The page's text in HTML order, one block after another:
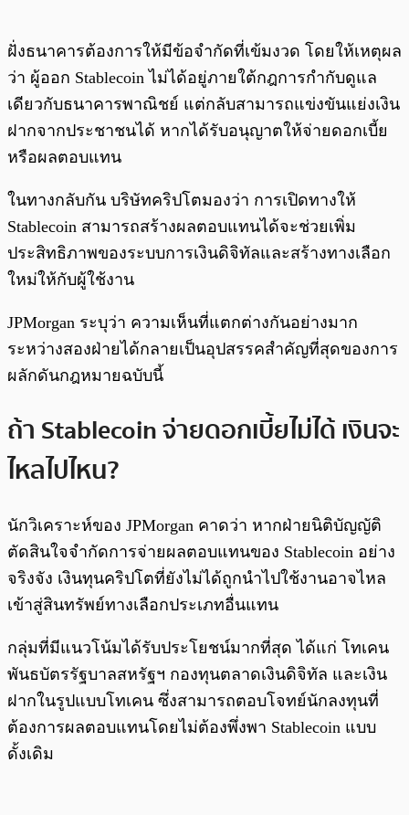
ฝั่งธนาคารต้องการให้มีข้อจำกัดที่เข้มงวด โดยให้เหตุผล
ว่า ผู้ออก Stablecoin ไม่ได้อยู่ภายใต้กฎการกำกับดูแล
เดียวกับธนาคารพาณิชย์ แต่กลับสามารถแข่งขันแย่งเงิน
ฝากจากประชาชนได้ หากได้รับอนุญาตให้จ่ายดอกเบี้ย
หรือผลตอบแทน
ในทางกลับกัน บริษัทคริปโตมองว่า การเปิดทางให้
Stablecoin สามารถสร้างผลตอบแทนได้จะช่วยเพิ่ม
ประสิทธิภาพของระบบการเงินดิจิทัลและสร้างทางเลือก
ใหม่ให้กับผู้ใช้งาน
JPMorgan ระบุว่า ความเห็นที่แตกต่างกันอย่างมาก
ระหว่างสองฝ่ายได้กลายเป็นอุปสรรคสำคัญที่สุดของการ
ผลักดันกฎหมายฉบับนี้
ถ้า Stablecoin จ่ายดอกเบี้ยไม่ได้ เงินจะ
ไหลไปไหน?
นักวิเคราะห์ของ JPMorgan คาดว่า หากฝ่ายนิติบัญญัติ
ตัดสินใจจำกัดการจ่ายผลตอบแทนของ Stablecoin อย่าง
จริงจัง เงินทุนคริปโตที่ยังไม่ได้ถูกนำไปใช้งานอาจไหล
เข้าสู่สินทรัพย์ทางเลือกประเภทอื่นแทน
กลุ่มที่มีแนวโน้มได้รับประโยชน์มากที่สุด ได้แก่ โทเคน
พันธบัตรรัฐบาลสหรัฐฯ กองทุนตลาดเงินดิจิทัล และเงิน
ฝากในรูปแบบโทเคน ซึ่งสามารถตอบโจทย์นักลงทุนที่
ต้องการผลตอบแทนโดยไม่ต้องพึ่งพา Stablecoin แบบ
ดั้งเดิม